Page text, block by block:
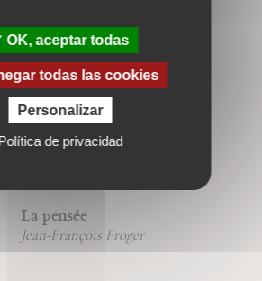
La Parousie et sa spiritualité
Christian (Père) Wyler
La pensée
Jean-François Froger
OK, aceptar todas
todas las cookies
Personalizar
de privacidad